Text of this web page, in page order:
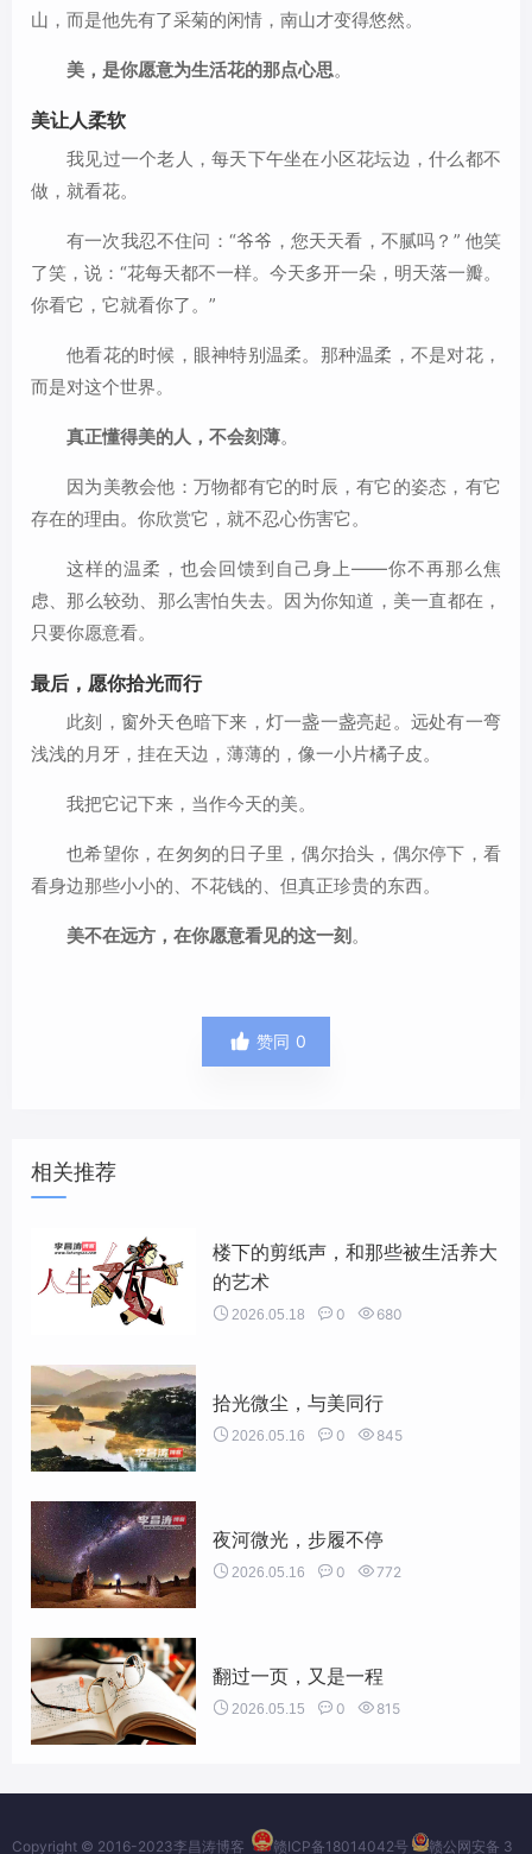
山，而是他先有了采菊的闲情，南山才变得悠然。
美，是你愿意为生活花的那点心思。
美让人柔软
我见过一个老人，每天下午坐在小区花坛边，什么都不
做，就看花。
有一次我忍不住问：“爷爷，您天天看，不腻吗？” 他笑
了笑，说：“花每天都不一样。今天多开一朵，明天落一瓣。
你看它，它就看你了。”
他看花的时候，眼神特别温柔。那种温柔，不是对花，
而是对这个世界。
真正懂得美的人，不会刻薄。
因为美教会他：万物都有它的时辰，有它的姿态，有它
存在的理由。你欣赏它，就不忍心伤害它。
这样的温柔，也会回馈到自己身上——你不再那么焦
虑、那么较劲、那么害怕失去。因为你知道，美一直都在，
只要你愿意看。
最后，愿你拾光而行
此刻，窗外天色暗下来，灯一盏一盏亮起。远处有一弯
浅浅的月牙，挂在天边，薄薄的，像一小片橘子皮。
我把它记下来，当作今天的美。
也希望你，在匆匆的日子里，偶尔抬头，偶尔停下，看
看身边那些小小的、不花钱的、但真正珍贵的东西。
美不在远方，在你愿意看见的这一刻。
 赞同 0
相关推荐
楼下的剪纸声，和那些被生活养大
的艺术
 2026.05.18  0  680
拾光微尘，与美同行
 2026.05.16  0  845
夜河微光，步履不停
 2026.05.16  0 772
翻过一页，又是一程
 2026.05.15  0  815
Copyright © 2016-2023李昌涛博客 赣ICP备18014042号 赣公网安备 3